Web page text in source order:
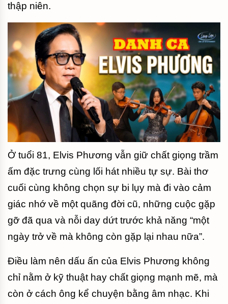
thập niên.
Ở tuổi 81, Elvis Phương vẫn giữ chất giọng trầm
ấm đặc trưng cùng lối hát nhiều tự sự. Bài thơ
cuối cùng không chọn sự bi lụy mà đi vào cảm
giác nhớ về một quãng đời cũ, những cuộc gặp
gỡ đã qua và nỗi day dứt trước khả năng “một
ngày trở về mà không còn gặp lại nhau nữa”.
Điều làm nên dấu ấn của Elvis Phương không
chỉ nằm ở kỹ thuật hay chất giọng mạnh mẽ, mà
còn ở cách ông kể chuyện bằng âm nhạc. Khi